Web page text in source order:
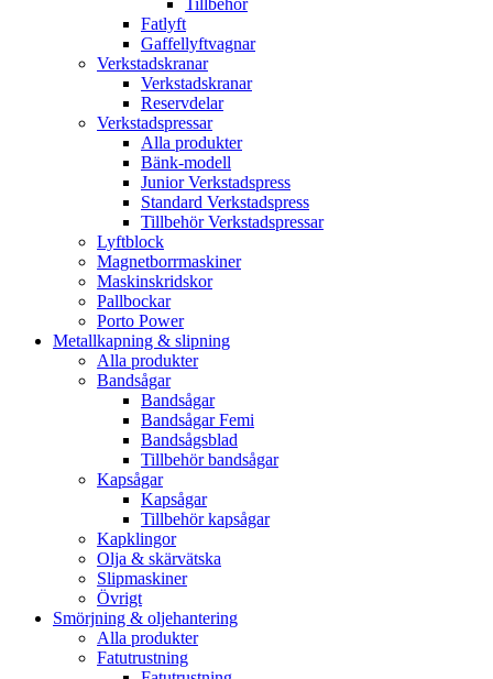
Tillbehör
Fatlyft
Gaffellyftvagnar
Verkstadskranar
Verkstadskranar
Reservdelar
Verkstadspressar
Alla produkter
Bänk-modell
Junior Verkstadspress
Standard Verkstadspress
Tillbehör Verkstadspressar
Lyftblock
Magnetborrmaskiner
Maskinskridskor
Pallbockar
Porto Power
Metallkapning & slipning
Alla produkter
Bandsågar
Bandsågar
Bandsågar Femi
Bandsågsblad
Tillbehör bandsågar
Kapsågar
Kapsågar
Tillbehör kapsågar
Kapklingor
Olja & skärvätska
Slipmaskiner
Övrigt
Smörjning & oljehantering
Alla produkter
Fatutrustning